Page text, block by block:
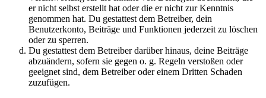
er nicht selbst erstellt hat oder die er nicht zur Kenntnis
genommen hat. Du gestattest dem Betreiber, dein
Benutzerkonto, Beiträge und Funktionen jederzeit zu löschen
oder zu sperren.
Du gestattest dem Betreiber darüber hinaus, deine Beiträge
abzuändern, sofern sie gegen o. g. Regeln verstoßen oder
geeignet sind, dem Betreiber oder einem Dritten Schaden
zuzufügen.